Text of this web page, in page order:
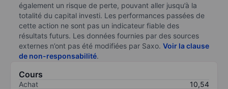
également un risque de perte, pouvant aller jusqu’à la
totalité du capital investi. Les performances passées de
cette action ne sont pas un indicateur fiable des
résultats futurs. Les données fournies par des sources
externes n’ont pas été modifiées par Saxo. Voir la clause
de non-responsabilité.
Cours
Achat
10,54